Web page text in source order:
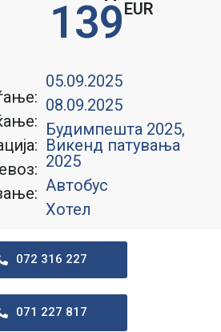
139 EUR
05.09.2025
08.09.2025
Будимпешта 2025,
Викенд патувања
2025
Автобус
Хотел
072 316 227
071 227 817